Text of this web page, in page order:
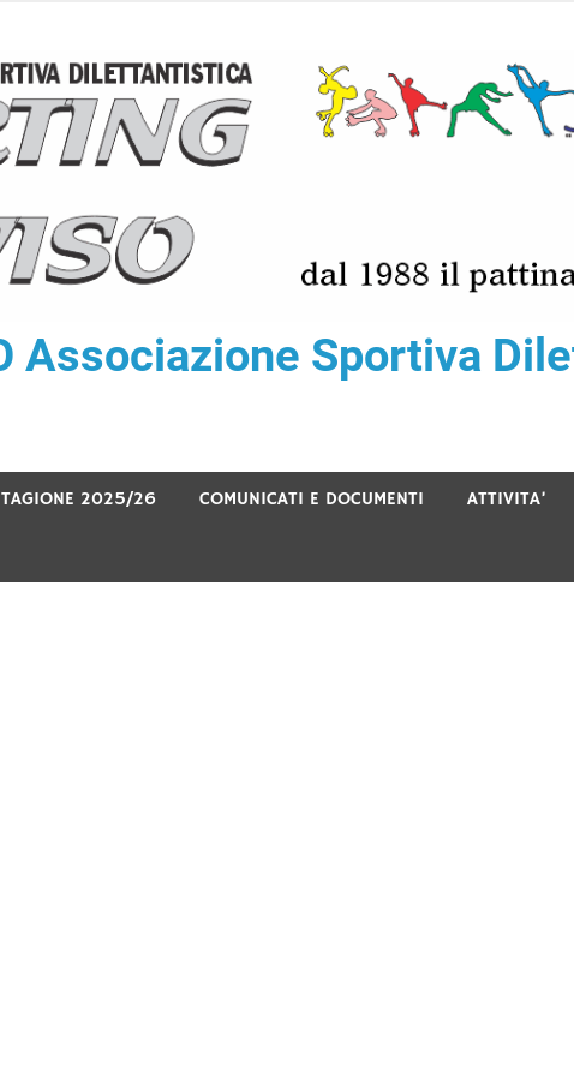
Associazione Sportiva
2025/26 COMUNICATI E DOCUMENTI ATTIVITA’